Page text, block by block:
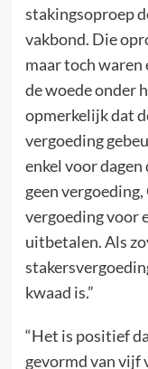
stakingsoproep
vakbond. Die
maar toch waren
de woede onder
opmerkelijk dat
vergoeding
enkel voor
geen vergoeding,
vergoeding voor
uitbetalen. Als
kwaad is.”
“Het is positief
gevormd van vijf